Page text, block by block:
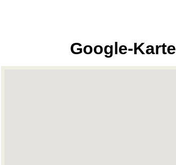
Google-Karte